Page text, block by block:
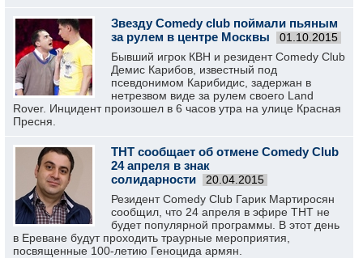
Звезду Comedy club поймали пьяным
за рулем в центре Москвы
01.10.2015
Бывший игрок КВН и резидент Comedy Club
Демис Карибов, известный под
псевдонимом Карибидис, задержан в
нетрезвом виде за рулем своего Land
Rover. Инцидент произошел в 6 часов утра на улице Красная
Пресня.
ТНТ сообщает об отмене Comеdy Club
24 апреля в знак
солидарности
20.04.2015
Резидент Comedy Club Гарик Мартиросян
сообщил, что 24 апреля в эфире ТНТ не
будет популярной программы. В этот день
в Ереване будут проходить траурные мероприятия,
посвященные 100-летию Геноцида армян.